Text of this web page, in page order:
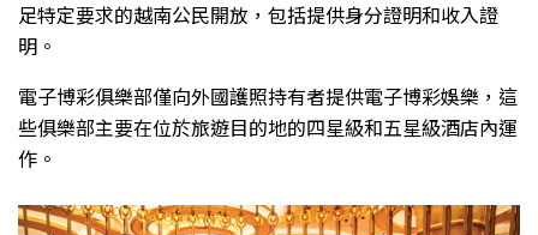
足特定要求的越南公民開放，包括提供身分證明和收入證
明。
電子博彩俱樂部僅向外國護照持有者提供電子博彩娛樂，這
些俱樂部主要在位於旅遊目的地的四星級和五星級酒店內運
作。